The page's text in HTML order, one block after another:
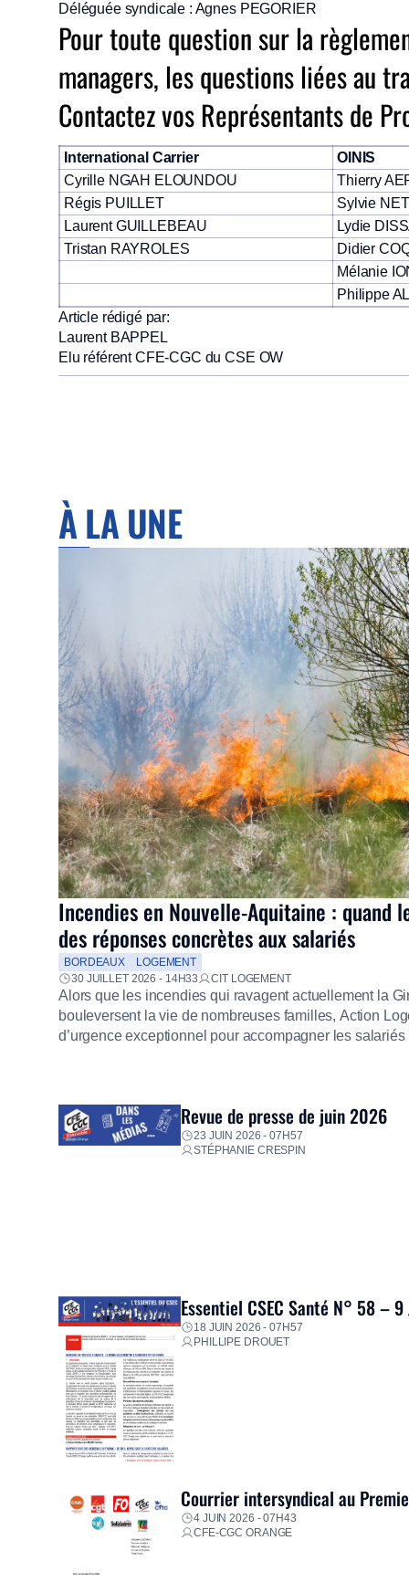
Déléguée syndicale : Agnes PEGORIER
Pour toute question sur la
managers, les questions liées au
Contactez vos Représentants de
International Carrier OINIS
Cyrille NGAH ELOUNDOU
Thierry
Régis PUILLET
Sylvie NET
Laurent GUILLEBEAU
Lydie
Tristan RAYROLES
Didier
Mélanie
Philippe
Article rédigé par:
Laurent BAPPEL
Elu référent CFE-CGC du CSE OW
À LA UNE
Incendies en Nouvelle-Aquitaine : quand
des réponses concrètes aux salariés
BORDEAUX
LOGEMENT
30 JUILLET 2026 - 14H33
CIT LOGEMENT
Alors que les incendies qui ravagent actuellement la
bouleversent la vie de nombreuses familles, Action
d’urgence exceptionnel pour accompagner les
Revue de presse de juin 2026
23 JUIN 2026 - 07H57
STÉPHANIE CRESPIN
Essentiel CSEC Santé N° 58 –
18 JUIN 2026 - 07H57
PHILLIPE DROUET
Courrier intersyndical au
4 JUIN 2026 - 07H43
CFE-CGC ORANGE